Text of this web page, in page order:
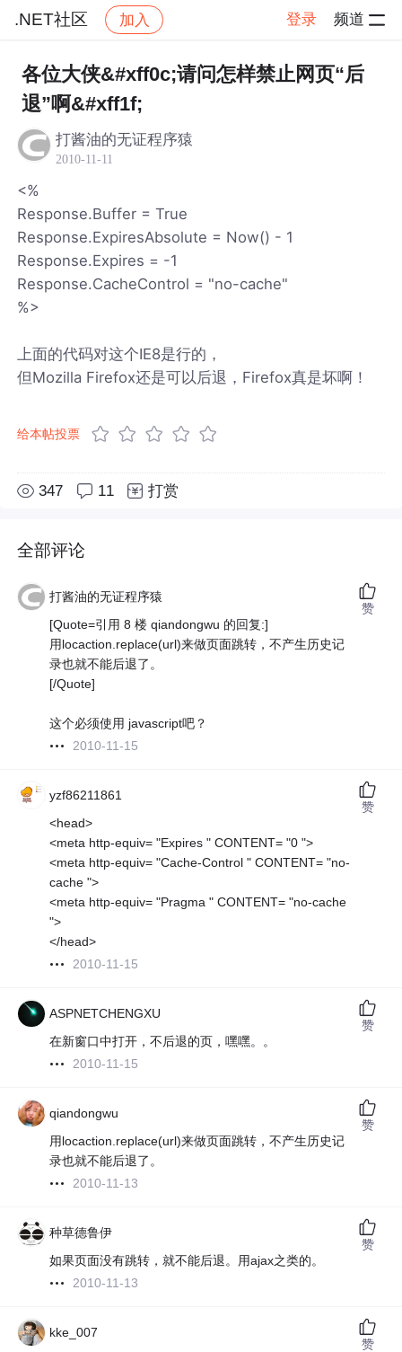
.NET社区 加入 登录 频道
社区 .NET社区 帖子详情
各位大侠&#xff0c;请问怎样禁止网页“后
退”啊&#xff1f;
打酱油的无证程序猿
2010-11-11
<%
Response.Buffer = True
Response.ExpiresAbsolute = Now() - 1
Response.Expires = -1
Response.CacheControl = "no-cache"
%>
上面的代码对这个IE8是行的，
但Mozilla Firefox还是可以后退，Firefox真是坏啊！
给本帖投票
347 11 打赏
全部评论
打酱油的无证程序猿
[Quote=引用 8 楼 qiandongwu 的回复:]
用locaction.replace(url)来做页面跳转，不产生历史记
录也就不能后退了。
[/Quote]
这个必须使用 javascript吧？
2010-11-15
赞
yzf86211861
<head>
<meta http-equiv= "Expires " CONTENT= "0 ">
<meta http-equiv= "Cache-Control " CONTENT= "no-
cache ">
<meta http-equiv= "Pragma " CONTENT= "no-cache
">
</head>
2010-11-15
赞
ASPNETCHENGXU
在新窗口中打开，不后退的页，嘿嘿。。
2010-11-15
赞
qiandongwu
用locaction.replace(url)来做页面跳转，不产生历史记
录也就不能后退了。
2010-11-13
赞
种草德鲁伊
如果页面没有跳转，就不能后退。用ajax之类的。
2010-11-13
赞
kke_007
赞